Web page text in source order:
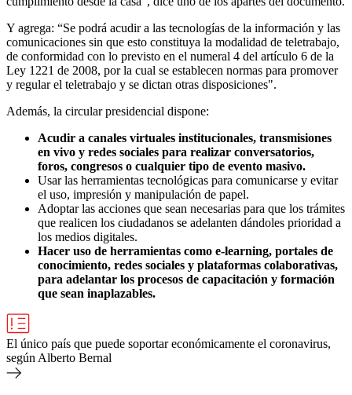
Y agrega: “Se podrá acudir a las tecnologías de la información y las
comunicaciones sin que esto constituya la modalidad de teletrabajo,
de conformidad con lo previsto en el numeral 4 del artículo 6 de la
Ley 1221 de 2008, por la cual se establecen normas para promover
y regular el teletrabajo y se dictan otras disposiciones".
Además, la circular presidencial dispone:
Acudir a canales virtuales institucionales, transmisiones
en vivo y redes sociales para realizar conversatorios,
foros, congresos o cualquier tipo de evento masivo.
Usar las herramientas tecnológicas para comunicarse y evitar
el uso, impresión y manipulación de papel.
Adoptar las acciones que sean necesarias para que los trámites
que realicen los ciudadanos se adelanten dándoles prioridad a
los medios digitales.
Hacer uso de herramientas como e-learning, portales de
conocimiento, redes sociales y plataformas colaborativas,
para adelantar los procesos de capacitación y formación
que sean inaplazables.
El único país que puede soportar económicamente el coronavirus,
según Alberto Bernal